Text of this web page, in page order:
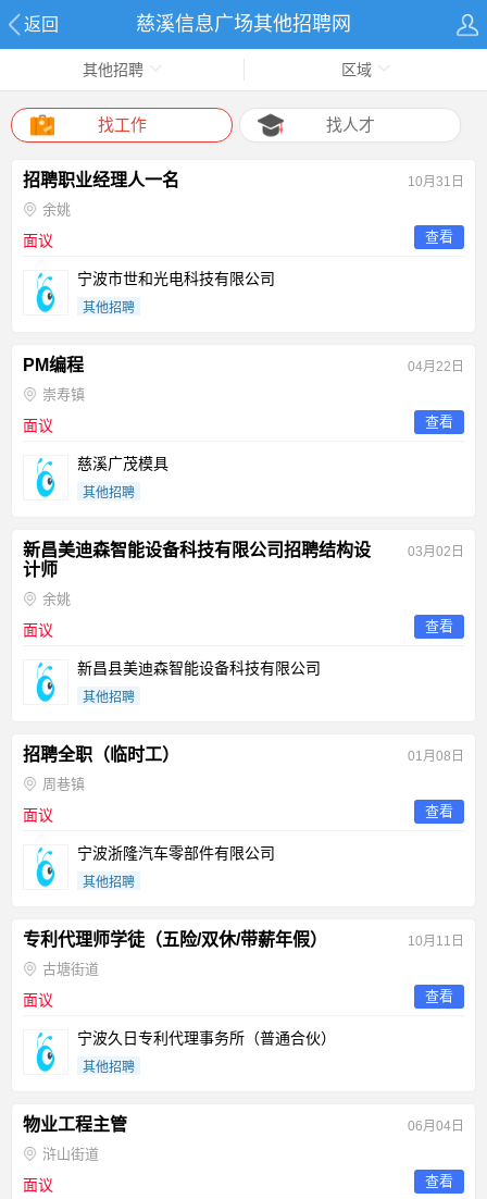
返回 慈溪信息广场其他招聘网
其他招聘 区域
找工作 找人才
招聘职业经理人一名 10月31日
余姚
面议 查看
宁波市世和光电科技有限公司
其他招聘
PM编程 04月22日
崇寿镇
面议 查看
慈溪广茂模具
其他招聘
新昌美迪森智能设备科技有限公司招聘结构设
计师
03月02日
余姚
面议 查看
新昌县美迪森智能设备科技有限公司
其他招聘
招聘全职（临时工） 01月08日
周巷镇
面议 查看
宁波浙隆汽车零部件有限公司
其他招聘
专利代理师学徒（五险/双休/带薪年假） 10月11日
古塘街道
面议 查看
宁波久日专利代理事务所（普通合伙）
其他招聘
物业工程主管 06月04日
浒山街道
面议 查看